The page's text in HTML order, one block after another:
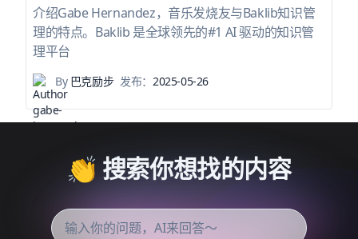
介绍Gabe Hernandez，音乐发烧友与Baklib知识管
理的特点。Baklib 是全球领先的#1 AI 驱动的知识管
理平台
By巴克励步 发布：2025-05-26
👏 搜索你想找的内容